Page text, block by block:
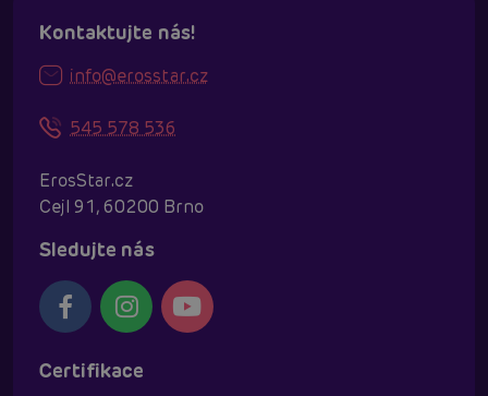
Kontaktujte nás!
info@erosstar.cz
545 578 536
ErosStar.cz
Cejl 91, 60200 Brno
Sledujte nás
Certifikace